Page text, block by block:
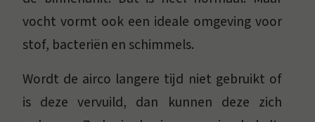
vocht vormt ook een ideale omgeving voor
stof, bacteriën en schimmels.
Wordt de airco langere tijd niet gebruikt of
is deze vervuild, dan kunnen deze zich